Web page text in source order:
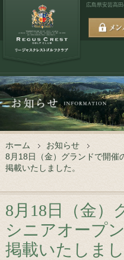
広島県安芸高田
ホーム
お知らせ
8月18日（金）グランドで開催
掲載いたしました。
8月18日（金）
シニアオープ
掲載いたしまし